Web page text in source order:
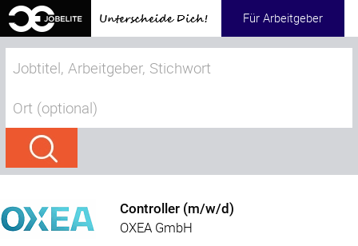
Für Arbeitgeber
Controller (m/w/d)
OXEA GmbH